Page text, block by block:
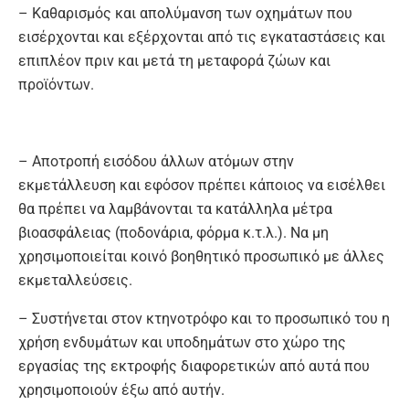
– Καθαρισμός και απολύμανση των οχημάτων που
εισέρχονται και εξέρχονται από τις εγκαταστάσεις και
επιπλέον πριν και μετά τη μεταφορά ζώων και
προϊόντων.
– Αποτροπή εισόδου άλλων ατόμων στην
εκμετάλλευση και εφόσον πρέπει κάποιος να εισέλθει
θα πρέπει να λαμβάνονται τα κατάλληλα μέτρα
βιοασφάλειας (ποδονάρια, φόρμα κ.τ.λ.). Να μη
χρησιμοποιείται κοινό βοηθητικό προσωπικό με άλλες
εκμεταλλεύσεις.
– Συστήνεται στον κτηνοτρόφο και το προσωπικό του η
χρήση ενδυμάτων και υποδημάτων στο χώρο της
εργασίας της εκτροφής διαφορετικών από αυτά που
χρησιμοποιούν έξω από αυτήν.